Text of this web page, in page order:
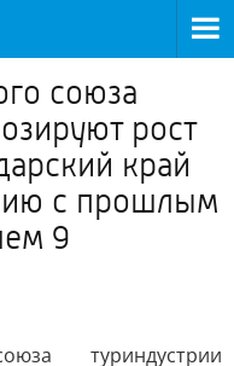
союза
рост
край
с прошлым
9
туриндустрии